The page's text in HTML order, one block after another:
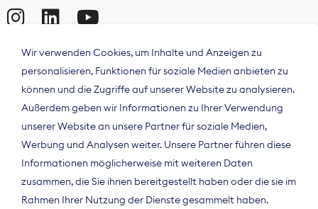
Der Bundesverband Digitalpublisher und
Wir verwenden Cookies, um Inhalte und Anzeigen zu
personalisieren, Funktionen für soziale Medien anbieten zu
können und die Zugriffe auf unserer Website zu analysieren.
Außerdem geben wir Informationen zu Ihrer Verwendung
unserer Website an unsere Partner für soziale Medien,
Werbung und Analysen weiter. Unsere Partner führen diese
Informationen möglicherweise mit weiteren Daten
zusammen, die Sie ihnen bereitgestellt haben oder die sie im
Rahmen Ihrer Nutzung der Dienste gesammelt haben.